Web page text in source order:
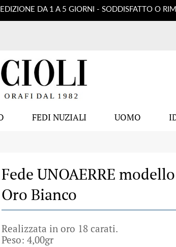
DA 1 A 5 GIORNI - SODDISFATTO O
FEDI NUZIALI UOMO
Fede UNOAERRE
Oro Bianco
Realizzata in oro 18 carati.
Peso: 4,00gr